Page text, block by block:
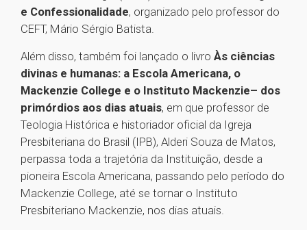
e Confessionalidade, organizado pelo professor do
CEFT, Mário Sérgio Batista.
Além disso, também foi lançado o livro Às ciências
divinas e humanas: a Escola Americana, o
Mackenzie College e o Instituto Mackenzie– dos
primórdios aos dias atuais, em que professor de
Teologia Histórica e historiador oficial da Igreja
Presbiteriana do Brasil (IPB), Alderi Souza de Matos,
perpassa toda a trajetória da Instituição, desde a
pioneira Escola Americana, passando pelo período do
Mackenzie College, até se tornar o Instituto
Presbiteriano Mackenzie, nos dias atuais.